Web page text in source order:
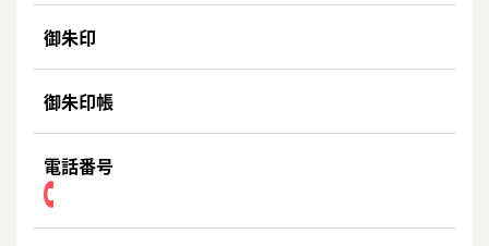
御朱印
御朱印帳
電話番号